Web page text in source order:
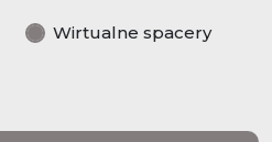
Wirtualne spacery